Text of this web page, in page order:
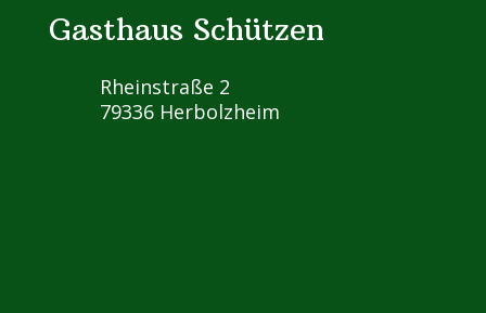
Gasthaus Schützen
Rheinstraße 2
79336 Herbolzheim